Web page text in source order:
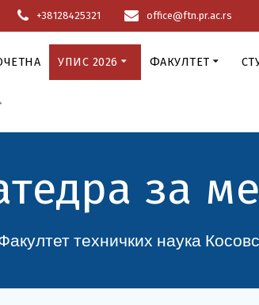
+38128425321 office@ftn.pr.ac.rs
УПИС 2026 ФАКУЛТЕТ
за
техничких наука